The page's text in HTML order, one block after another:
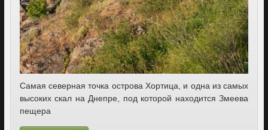
Самая северная точка острова Хортица, и одна из самых
высоких скал на Днепре, под которой находится Змеева
пещера